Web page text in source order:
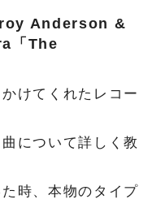
Anderson &
「The
けてくれたレコー
について詳しく教
時、本物のタイプ